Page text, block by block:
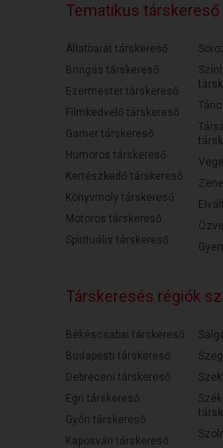
Tematikus társkereső
Állatbarát társkereső
Bringás társkereső
Ezermester társkereső
Filmkedvelő társkereső
Gamer társkereső
Humoros társkereső
Kertészkedő társkereső
Könyvmoly társkereső
Motoros társkereső
Spirituális társkereső
Társkeresés régiók
Békéscsabai társkereső
Budapesti társkereső
Debreceni társkereső
Egri társkereső
Győri társkereső
Kaposvári társkereső